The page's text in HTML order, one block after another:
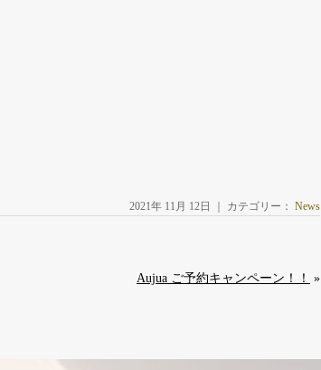
2021年 11月 12日 ｜ カテゴリー： News
Aujua ご予約キャンペーン！！ »